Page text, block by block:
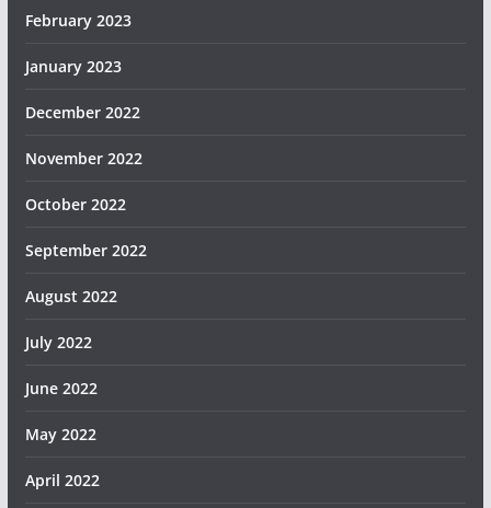
February 2023
January 2023
December 2022
November 2022
October 2022
September 2022
August 2022
July 2022
June 2022
May 2022
April 2022